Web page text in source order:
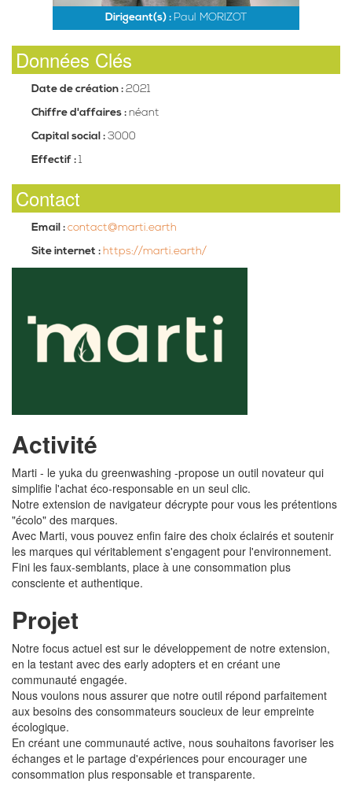
Dirigeant(s) : Paul MORIZOT
Données Clés
Date de création : 2021
Chiffre d'affaires : néant
Capital social : 3000
Effectif : 1
Contact
Email : contact@marti.earth
Site internet : https://marti.earth/
Activité
Marti - le yuka du greenwashing -propose un outil novateur qui
simplifie l'achat éco-responsable en un seul clic.
Notre extension de navigateur décrypte pour vous les prétentions
"écolo" des marques.
Avec Marti, vous pouvez enfin faire des choix éclairés et soutenir
les marques qui véritablement s'engagent pour l'environnement.
Fini les faux-semblants, place à une consommation plus
consciente et authentique.
Projet
Notre focus actuel est sur le développement de notre extension,
en la testant avec des early adopters et en créant une
communauté engagée.
Nous voulons nous assurer que notre outil répond parfaitement
aux besoins des consommateurs soucieux de leur empreinte
écologique.
En créant une communauté active, nous souhaitons favoriser les
échanges et le partage d'expériences pour encourager une
consommation plus responsable et transparente.